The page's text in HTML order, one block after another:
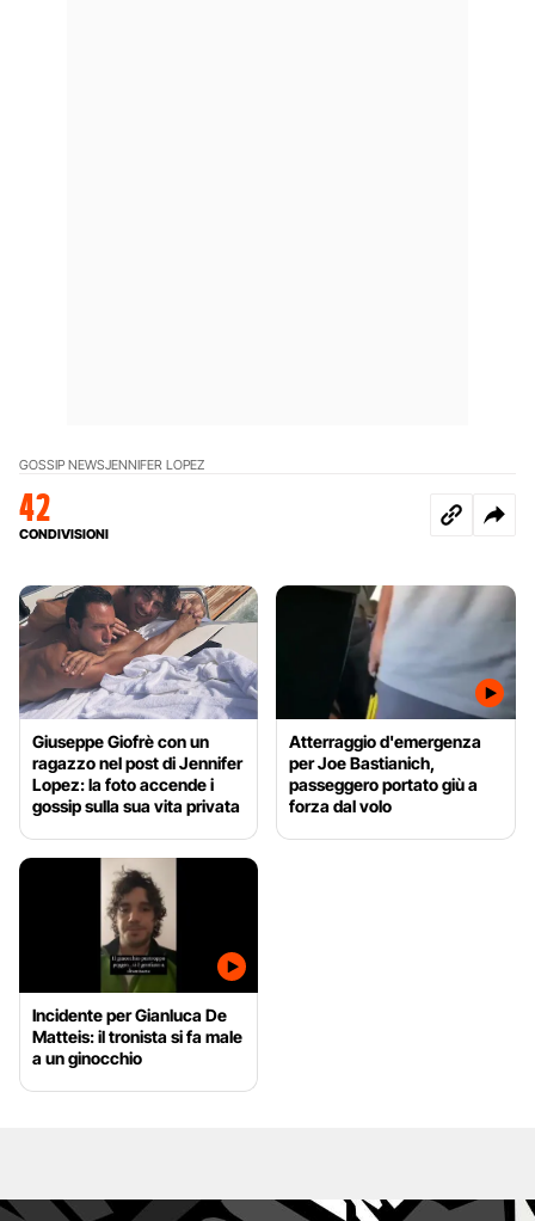
GOSSIP NEWSJENNIFER LOPEZ
42
CONDIVISIONI
Giuseppe Giofrè con un
ragazzo nel post di Jennifer
Lopez: la foto accende i
gossip sulla sua vita privata
Atterraggio d'emergenza
per Joe Bastianich,
passeggero portato giù a
forza dal volo
Incidente per Gianluca De
Matteis: il tronista si fa male
a un ginocchio